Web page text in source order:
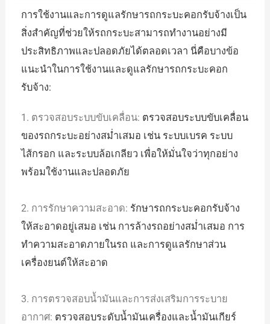
การใช้งานและการดูแลรักษารถกระบะคอกรับจ้างเป็น
สิ่งสำคัญที่ช่วยให้รถกระบะสามารถทำงานอย่างมี
ประสิทธิภาพและปลอดภัยได้ตลอดเวลา นี่คือบางข้อ
แนะนำในการใช้งานและดูแลรักษารถกระบะคอก
รับจ้าง:
1. ตรวจสอบระบบขับเคลื่อน: ตรวจสอบระบบขับเคลื่อน
ของรถกระบะอย่างสม่ำเสมอ เช่น ระบบเบรค ระบบ
ไส้กรอก และระบบล้อเกลียว เพื่อให้มั่นใจว่าทุกอย่าง
พร้อมใช้งานและปลอดภัย
2. การรักษาความสะอาด: รักษารถกระบะคอกรับจ้าง
ให้สะอาดอยู่เสมอ เช่น การล้างรถอย่างสม่ำเสมอ การ
ทำความสะอาดภายในรถ และการดูแลรักษาส่วน
เครื่องยนต์ให้สะอาด
3. การตรวจสอบน้ำมันและการส่งเสริมการระบาย
อากาศ: ตรวจสอบระดับน้ำมันเครื่องและน้ำมันเกียร์